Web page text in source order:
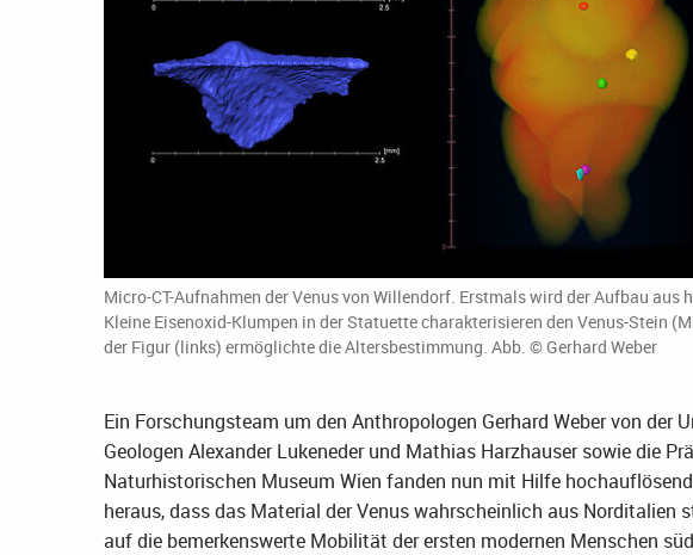
Micro-CT-Aufnahmen der Venus von Willendorf. Erstmals wird der Aufbau aus
Kleine Eisenoxid-Klumpen in der Statuette charakterisieren den Venus-Stein
der Figur (links) ermöglichte die Altersbestimmung. Abb. © Gerhard Weber
Ein Forschungsteam um den Anthropologen Gerhard Weber von der
Geologen Alexander Lukeneder und Mathias Harzhauser sowie die
Naturhistorischen Museum Wien fanden nun mit Hilfe
heraus, dass das Material der Venus wahrscheinlich aus
auf die bemerkenswerte Mobilität der ersten modernen Menschen